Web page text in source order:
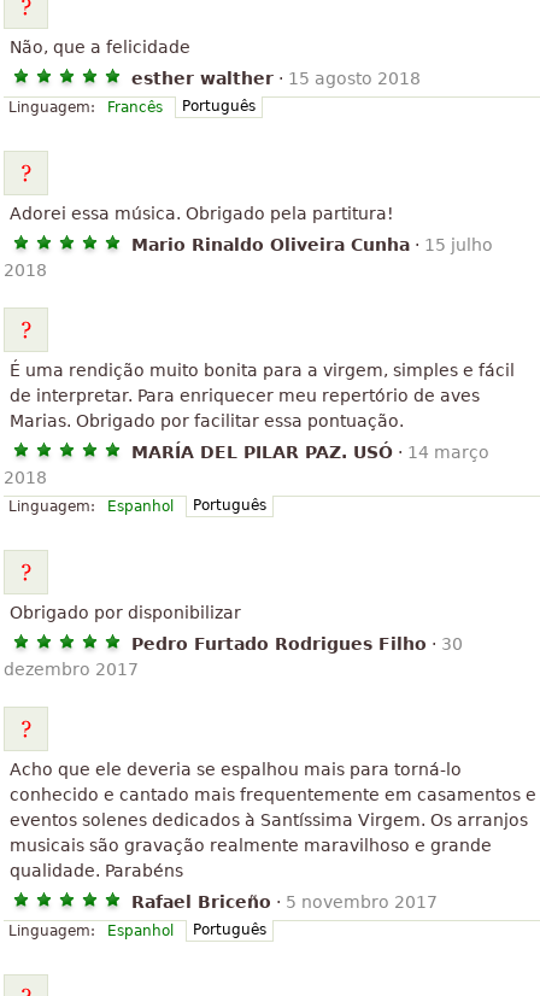
Não, que a felicidade
esther walther · 15 agosto 2018
Linguagem: Francês Português
Adorei essa música. Obrigado pela partitura!
Mario Rinaldo Oliveira Cunha · 15 julho
2018
É uma rendição muito bonita para a virgem, simples e fácil
de interpretar. Para enriquecer meu repertório de aves
Marias. Obrigado por facilitar essa pontuação.
MARÍA DEL PILAR PAZ. USÓ · 14 março
2018
Linguagem: Espanhol Português
Obrigado por disponibilizar
Pedro Furtado Rodrigues Filho · 30
dezembro 2017
Acho que ele deveria se espalhou mais para torná-lo
conhecido e cantado mais frequentemente em casamentos e
eventos solenes dedicados à Santíssima Virgem. Os arranjos
musicais são gravação realmente maravilhoso e grande
qualidade. Parabéns
Rafael Briceño · 5 novembro 2017
Linguagem: Espanhol Português